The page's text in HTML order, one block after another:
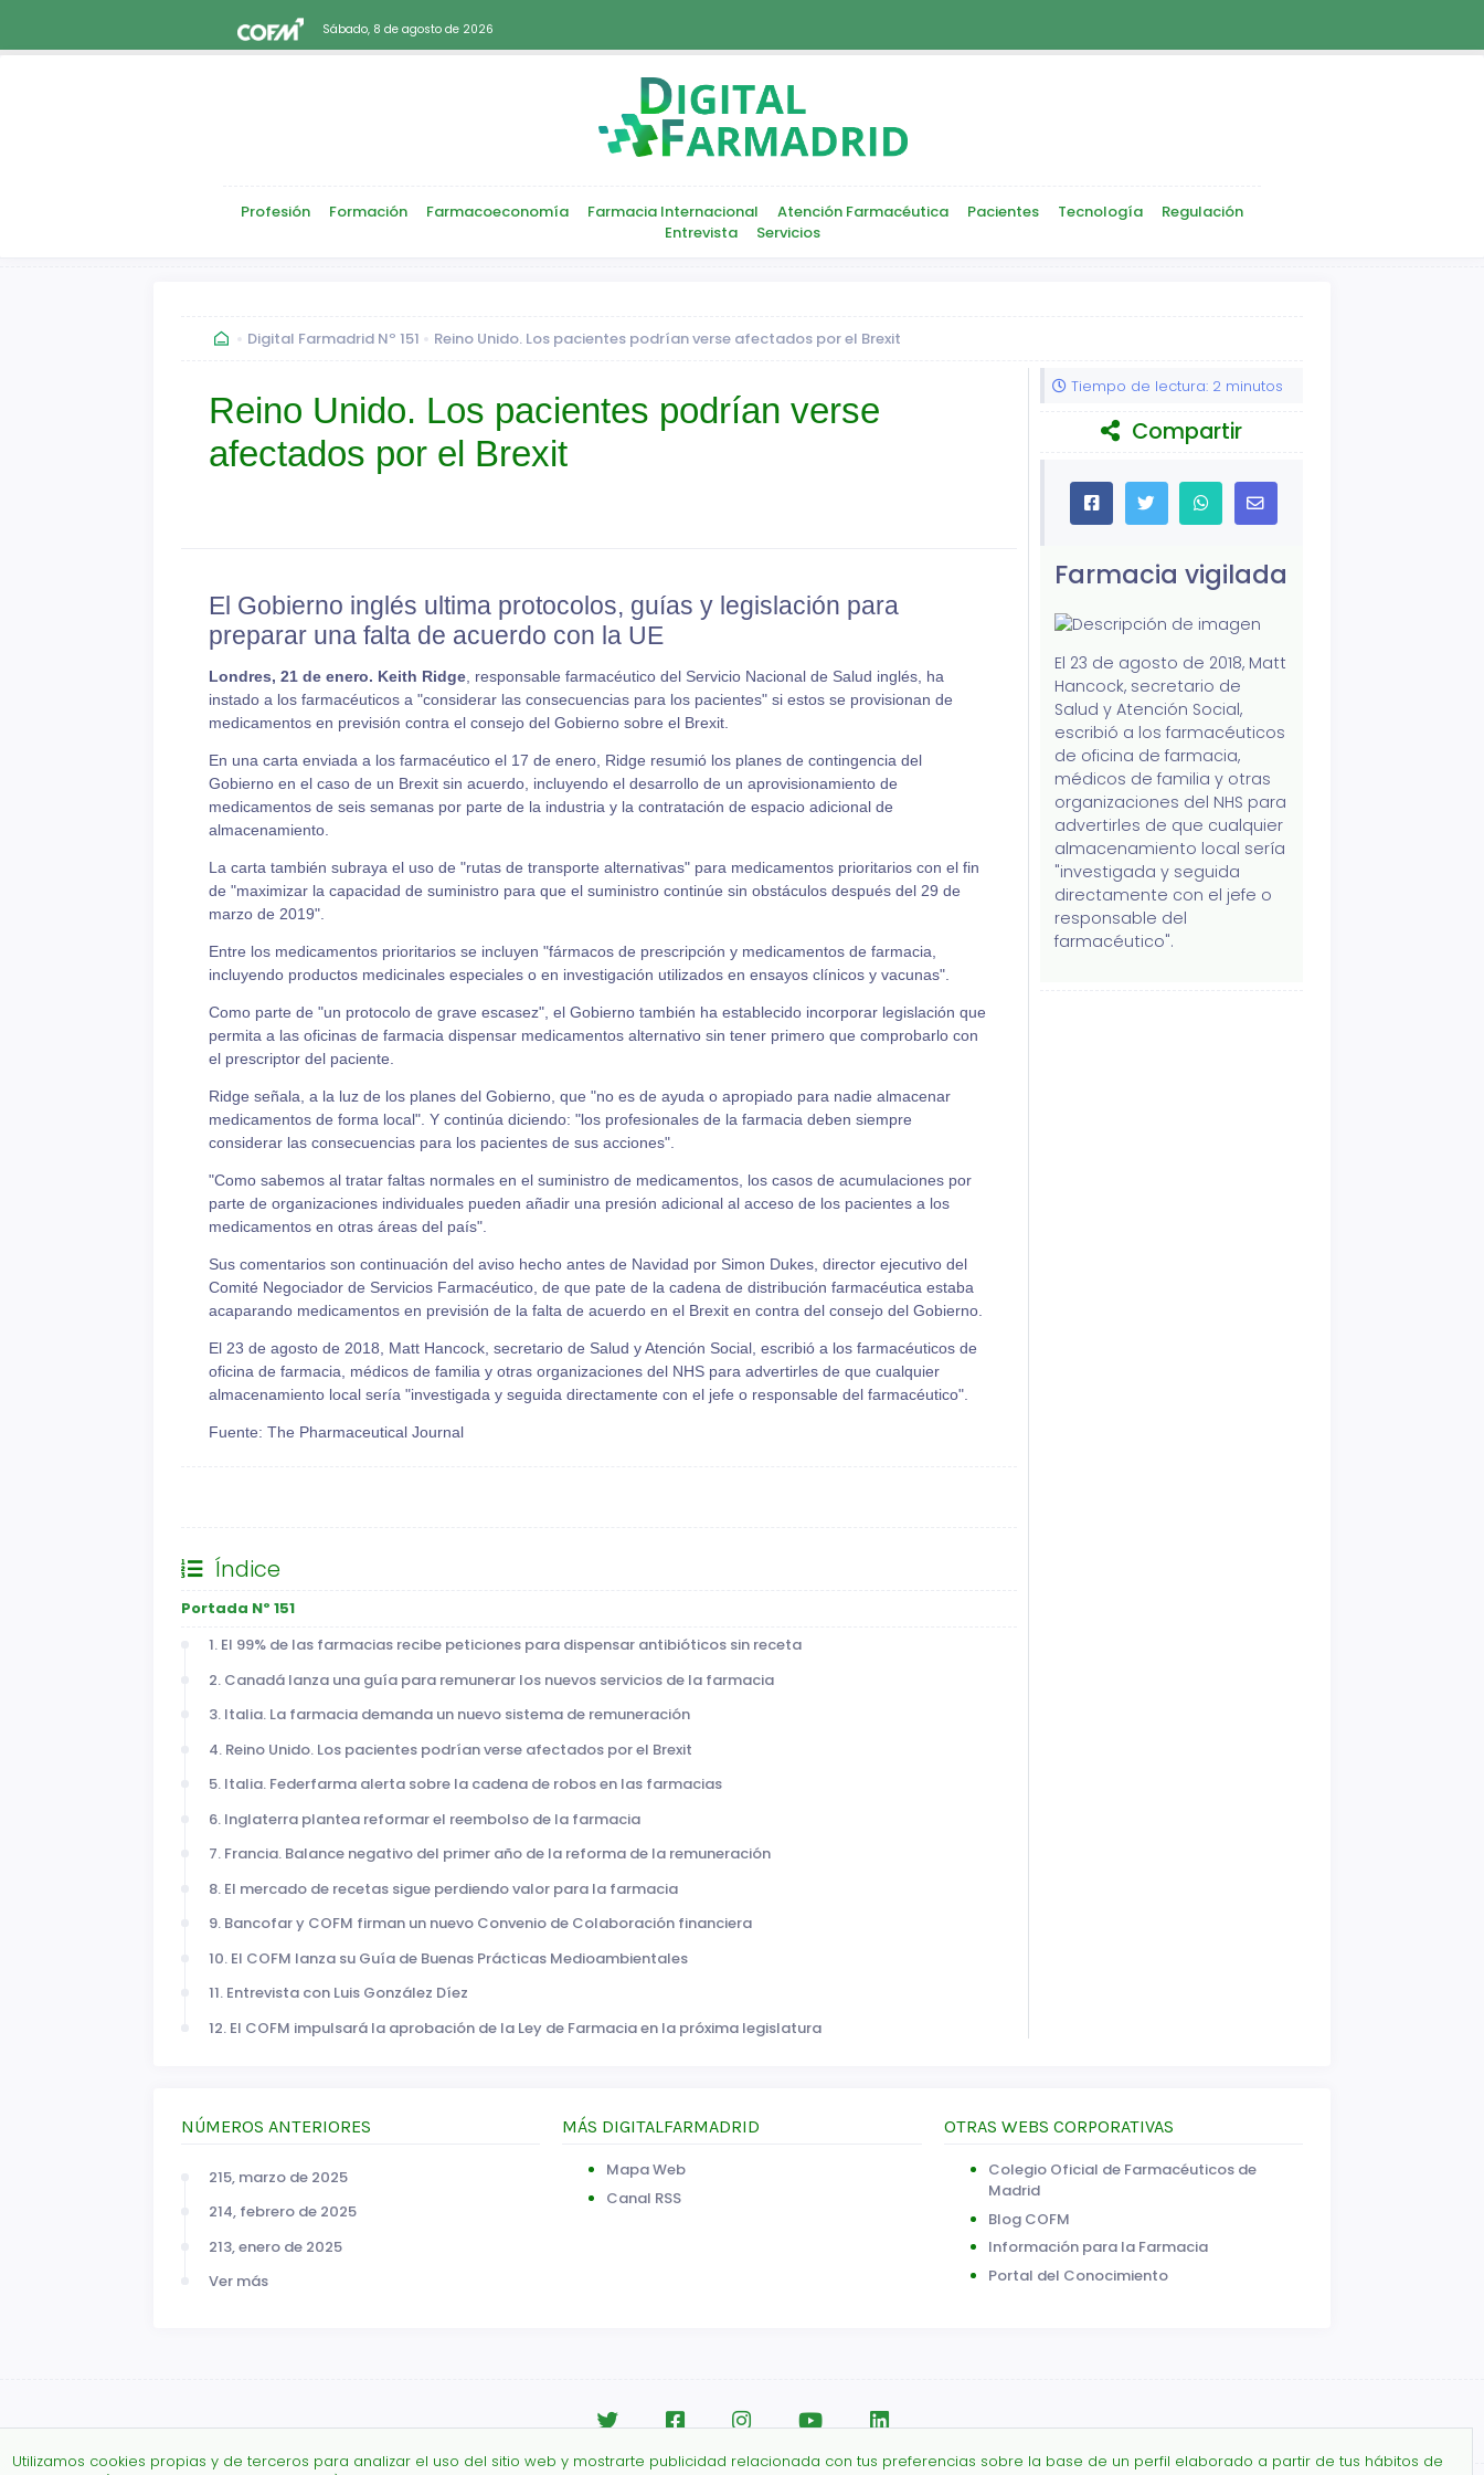
Sábado, 8 de agosto de 2026
Profesión Formación Farmacoeconomía Farmacia Internacional Atención Farmacéutica Pacientes Tecnología
Regulación
Entrevista
Servicios
Digital Farmadrid Nº 151 Reino Unido. Los pacientes podrían verse afectados por el Brexit
Reino Unido. Los pacientes podrían verse
afectados por el Brexit
El Gobierno inglés ultima protocolos, guías y legislación para
preparar una falta de acuerdo con la UE
Londres, 21 de enero. Keith Ridge, responsable farmacéutico del Servicio Nacional de Salud inglés, ha
instado a los farmacéuticos a "considerar las consecuencias para los pacientes" si estos se provisionan de
medicamentos en previsión contra el consejo del Gobierno sobre el Brexit.
En una carta enviada a los farmacéutico el 17 de enero, Ridge resumió los planes de contingencia del
Gobierno en el caso de un Brexit sin acuerdo, incluyendo el desarrollo de un aprovisionamiento de
medicamentos de seis semanas por parte de la industria y la contratación de espacio adicional de
almacenamiento.
La carta también subraya el uso de "rutas de transporte alternativas" para medicamentos prioritarios con el fin
de "maximizar la capacidad de suministro para que el suministro continúe sin obstáculos después del 29 de
marzo de 2019".
Entre los medicamentos prioritarios se incluyen "fármacos de prescripción y medicamentos de farmacia,
incluyendo productos medicinales especiales o en investigación utilizados en ensayos clínicos y vacunas".
Como parte de "un protocolo de grave escasez", el Gobierno también ha establecido incorporar legislación que
permita a las oficinas de farmacia dispensar medicamentos alternativo sin tener primero que comprobarlo con
el prescriptor del paciente.
Ridge señala, a la luz de los planes del Gobierno, que "no es de ayuda o apropiado para nadie almacenar
medicamentos de forma local". Y continúa diciendo: "los profesionales de la farmacia deben siempre
considerar las consecuencias para los pacientes de sus acciones".
"Como sabemos al tratar faltas normales en el suministro de medicamentos, los casos de acumulaciones por
parte de organizaciones individuales pueden añadir una presión adicional al acceso de los pacientes a los
medicamentos en otras áreas del país".
Sus comentarios son continuación del aviso hecho antes de Navidad por Simon Dukes, director ejecutivo del
Comité Negociador de Servicios Farmacéutico, de que pate de la cadena de distribución farmacéutica estaba
acaparando medicamentos en previsión de la falta de acuerdo en el Brexit en contra del consejo del Gobierno.
El 23 de agosto de 2018, Matt Hancock, secretario de Salud y Atención Social, escribió a los farmacéuticos de
oficina de farmacia, médicos de familia y otras organizaciones del NHS para advertirles de que cualquier
almacenamiento local sería "investigada y seguida directamente con el jefe o responsable del farmacéutico".
Fuente: The Pharmaceutical Journal
Índice
Portada Nº 151
1. El 99% de las farmacias recibe peticiones para dispensar antibióticos sin receta
2. Canadá lanza una guía para remunerar los nuevos servicios de la farmacia
3. Italia. La farmacia demanda un nuevo sistema de remuneración
4. Reino Unido. Los pacientes podrían verse afectados por el Brexit
5. Italia. Federfarma alerta sobre la cadena de robos en las farmacias
6. Inglaterra plantea reformar el reembolso de la farmacia
7. Francia. Balance negativo del primer año de la reforma de la remuneración
8. El mercado de recetas sigue perdiendo valor para la farmacia
9. Bancofar y COFM firman un nuevo Convenio de Colaboración financiera
10. El COFM lanza su Guía de Buenas Prácticas Medioambientales
11. Entrevista con Luis González Díez
12. El COFM impulsará la aprobación de la Ley de Farmacia en la próxima legislatura
Tiempo de lectura: 2 minutos
Compartir
Farmacia vigilada
El 23 de agosto de 2018, Matt
Hancock, secretario de
Salud y Atención Social,
escribió a los farmacéuticos
de oficina de farmacia,
médicos de familia y otras
organizaciones del NHS para
advertirles de que cualquier
almacenamiento local sería
"investigada y seguida
directamente con el jefe o
responsable del
farmacéutico".
NÚMEROS ANTERIORES
215, marzo de 2025
214, febrero de 2025
213, enero de 2025
Ver más
MÁS DIGITALFARMADRID
Mapa Web
Canal RSS
OTRAS WEBS CORPORATIVAS
Colegio Oficial de Farmacéuticos de
Madrid
Blog COFM
Información para la Farmacia
Portal del Conocimiento
Utilizamos cookies propias y de terceros para analizar el uso del sitio web y mostrarte publicidad relacionada con tus preferencias sobre la base de un perfil elaborado a partir de tus hábitos de